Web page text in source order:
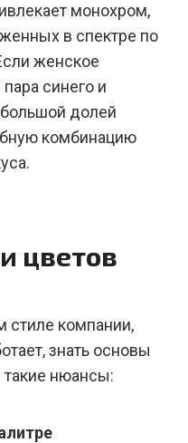
монохром,
в спектре по
женское
синего и
долей
комбинацию
цветов
стиле компании,
знать основы
нюансы: